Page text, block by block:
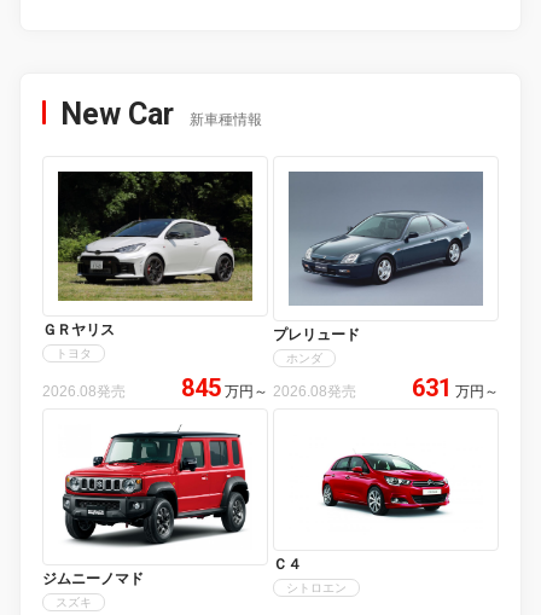
New Car 新車種情報
ＧＲヤリス
トヨタ
2026.08発売 845 万円 ～
プレリュード
ホンダ
2026.08発売 631 万円 ～
ジムニーノマド
スズキ
Ｃ４
シトロエン